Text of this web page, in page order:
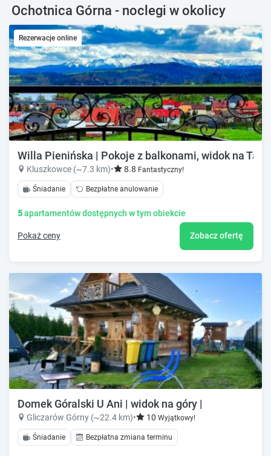
Ochotnica Górna - noclegi w okolicy
Rezerwacje online
Willa Pienińska | Pokoje z balkonami, widok na
Kluszkowce (~7.3 km)• 8.8 Fantastyczny!
Śniadanie Bezpłatne anulowanie
5apartamentów dostępnych w tym obiekcie
Pokaż ceny Zobacz ofertę
Domek Góralski U Ani | widok na góry |
Gliczarów Górny (~22.4 km)• 10 Wyjątkowy!
Śniadanie Bezpłatna zmiana terminu